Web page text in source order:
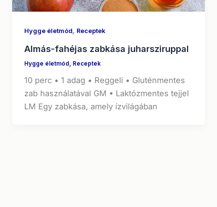
Hygge életmód, Receptek
Almás-fahéjas zabkása juharsziruppal
Hygge életmód Receptek
10 perc • 1 adag • Reggeli • Gluténmentes
zab használatával GM • Laktózmentes tejjel
LM Egy zabkása, amely ízvilágában